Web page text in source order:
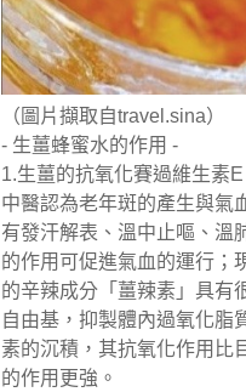
（圖片擷取自travel.sina）
- 生薑蜂蜜水的作用 -
1.生薑的抗氧化賽過維生素E
中醫認為老年斑的產生與氣
有發汗解表、溫中止嘔、溫
的作用可促進氣血的運行；
的辛辣成分「薑辣素」具有
自由基，抑製體內過氧化脂
素的沉積，其抗氧化作用
的作用更強。